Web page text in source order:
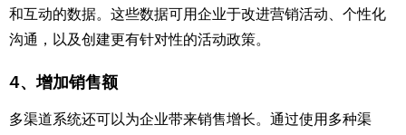
和互动的数据。这些数据可用企业于改进营销活动、个性化
沟通，以及创建更有针对性的活动政策。
4、增加销售额
多渠道系统还可以为企业带来销售增长。通过使用多种渠